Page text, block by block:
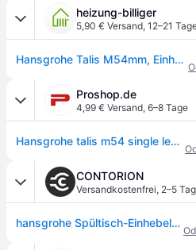
heizung-billiger
5,90 € Versand, 12–21
Hansgrohe Talis M54mm, Einhebel-Küchenmischer 270mm, 8l/min, Ausziehauslauf, 1jet, Mattschwarz 72808670
Proshop.de
4,99 € Versand, 6–8 Tage
Hansgrohe talis m54 single lever kitchen mixer 270 pull-out
CONTORION
Versandkostenfrei, 2–5
hansgrohe Spültisch-Einhebelmischer Talis M54-270 Ausziehauslauf, 1jet, mattschwarz